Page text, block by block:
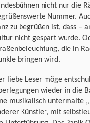
nicht nur die
Nummer.
zu begrüßen ist, dass –
nicht gespart wurde.
die in
bringen wird.
liebe Leser möge
wieder in die
musikalisch untermalte
Künstler, mit